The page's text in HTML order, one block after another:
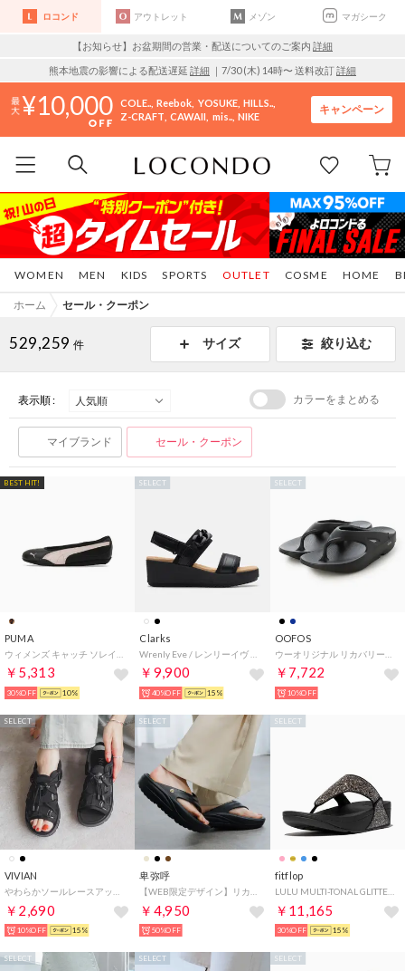
ロコンド アウトレット メゾン マガシーク
【お知らせ】お盆期間の営業・配送についてのご案内 詳細
熊本地震の影響による配送遅延 詳細 ｜7/30 (木) 14時〜 送料改訂詳細
10,000 COLE.. Reebok YOSUKE HILLS..
Z-CRAFT CAWAII mis.. NIKE
キャンペーン
WOMEN MEN KIDS SPORTS COSME HOME
OUTLET
ホーム セール・クーポン
529,259 件 サイズ 絞り込む
表示順 : カラーをまとめる
マイブランド セール・クーポン
PUMA
￥5,313
BEST HIT!
30%OFF 10%
Clarks
￥9,900
SELECT
40%OFF 15%
OOFOS
￥7,722
SELECT
10%OFF
VIVIAN
￥2,690
SELECT
10%OFF 15%
卑弥呼
￥4,950
SELECT
50%OFF
fitflop
LULU MULTI-TONAL GLITTER TOE-POST SANDALS （Black Multi）
￥11,165
SELECT
30%OFF 15%
SELECT SELECT SELECT